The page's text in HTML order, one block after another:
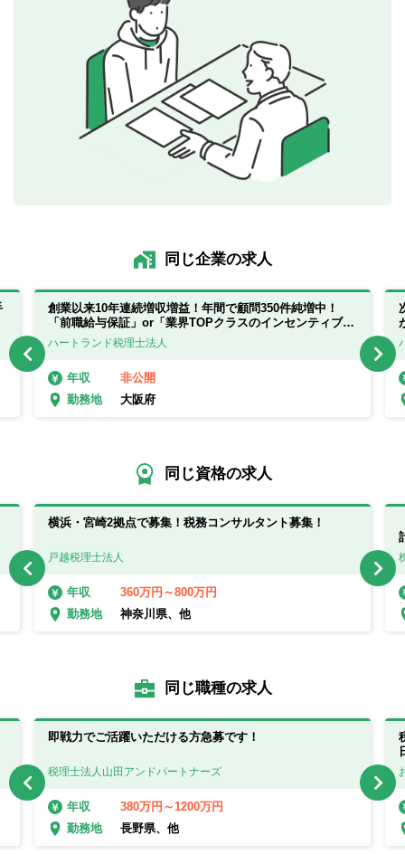
同じ企業の求人
創業以来10年連続増収増益！年間で顧問350件純増中！
「前職給与保証」or「業界TOPクラスのインセンティブ」
の選べる給与制度。年休125日
ハートランド税理士法人
年収
非公開
勤務地
大阪府
同じ資格の求人
横浜・宮崎2拠点で募集！税務コンサルタント募集！
戸越税理士法人
年収
360万円～800万円
勤務地
神奈川県、他
同じ職種の求人
即戦力でご活躍いただける方急募です！
税理士法人山田アンドパートナーズ
年収
380万円～1200万円
勤務地
長野県、他